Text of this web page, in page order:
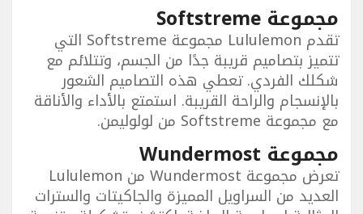
مجموعة Softstreme
تقدم Lululemon مجموعة Softstreme التي
تتميز بتصاميم قريبة جدًا من الجسم، وتتلائم مع
شكلك الفردي. تعطي هذه التصاميم الشعور
بالإنسجام والراحة القريبة. استمتع بالأداء والأناقة
مع مجموعة Softstreme من لولوليمن.
مجموعة Wundermost
تعرض مجموعة Wundermost من Lululemon
العديد من السراويل المميزة والجاكيتات والسترات